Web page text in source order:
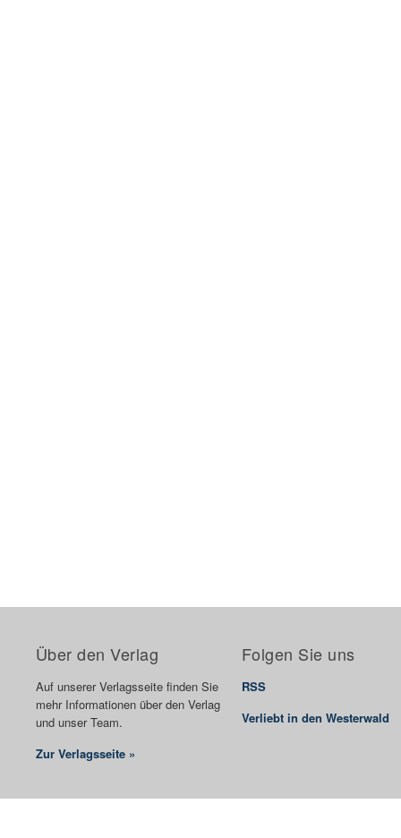
Über den Verlag
Auf unserer Verlagsseite finden Sie
mehr Informationen über den Verlag
und unser Team.
Zur Verlagsseite »
Folgen Sie uns
RSS
Verliebt in den Westerwald